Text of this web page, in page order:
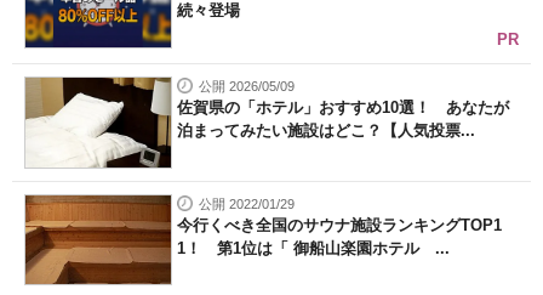
続々登場
PR
公開 2026/05/09
佐賀県の「ホテル」おすすめ10選！ あなたが
泊まってみたい施設はどこ？【人気投票...
公開 2022/01/29
今行くべき全国のサウナ施設ランキングTOP1
1！ 第1位は「 御船山楽園ホテル ...